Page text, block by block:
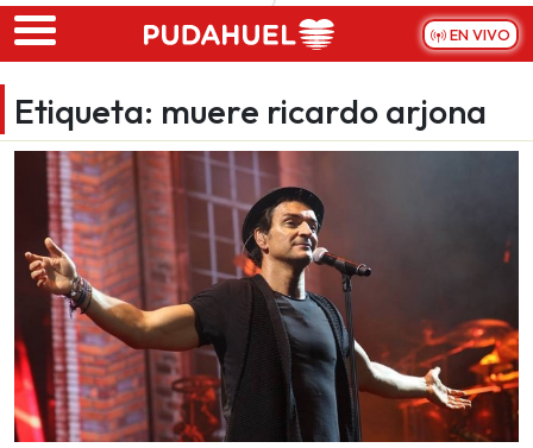
Skip to main content
EN VIVO
Etiqueta: muere ricardo arjona